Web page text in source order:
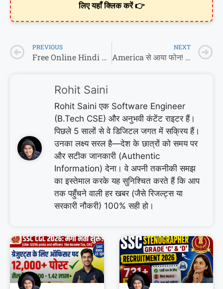
लिए यहाँ क्लिक करें 👉
PREVIOUS
Free Online Hindi & English Typing Test 2026
NEXT
America से आया फोन! 📞 UP के इस सरकारी स्कूल ने कर दिया चमत्कार, CM योगी भी हुए हैरान!
Rohit Saini
Rohit Saini एक Software Engineer
(B.Tech CSE) और अनुभवी कंटेंट राइटर हैं।
पिछले 5 सालों से वे डिजिटल जगत में सक्रिय हैं।
उनका लक्ष्य सरल है—देश के छात्रों को समय पर
और सटीक जानकारी (Authentic
Information) देना। वे अपनी तकनीकी समझ
का इस्तेमाल करके यह सुनिश्चित करते हैं कि आप
तक पहुँचने वाली हर खबर (जैसे रिजल्ट्स या
सरकारी नौकरी) 100% सही हो।